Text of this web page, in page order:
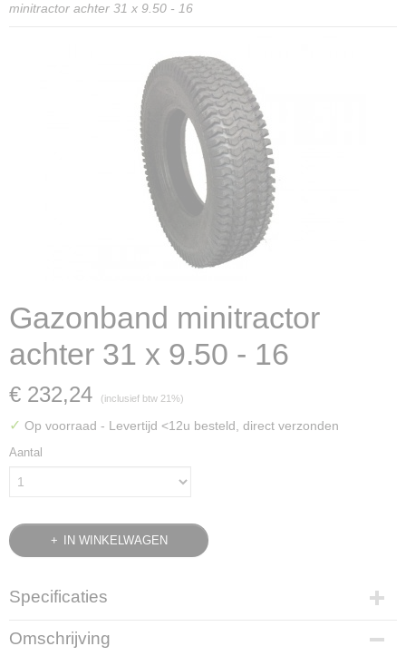
minitractor achter 31 x 9.50 - 16
Gazonband minitractor
achter 31 x 9.50 - 16
€ 232,24 (inclusief btw 21%)
✓ Op voorraad - Levertijd <12u besteld, direct verzonden
Aantal
IN WINKELWAGEN
Specificaties
Bruto gewicht
17,00 Kg
Omschrijving